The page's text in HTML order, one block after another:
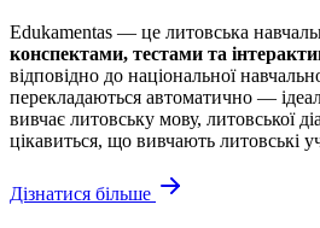
Edukamentas — це литовська
конспектами, тестами та
відповідно до національної
перекладаються автоматично —
вивчає литовську мову, литовської
цікавиться, що вивчають литовські
Дізнатися більше